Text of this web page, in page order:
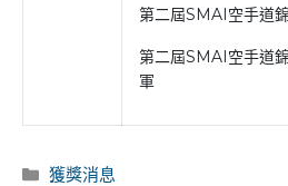
第二屆SMAI空手道
第二屆SMAI空手道
軍
Categories
獲獎消息